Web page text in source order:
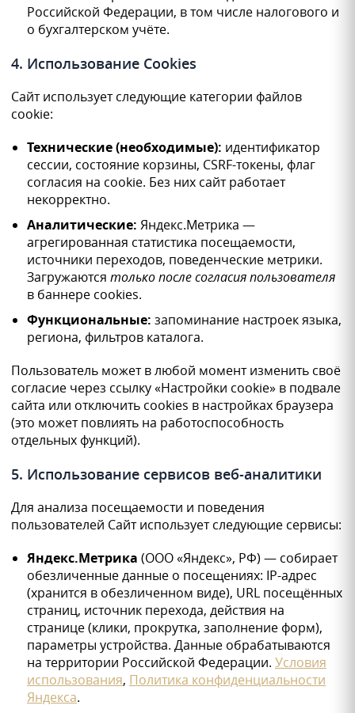
Российской Федерации, в том числе налогового и
о бухгалтерском учёте.
4. Использование Cookies
Сайт использует следующие категории файлов
cookie:
Технические (необходимые): идентификатор
сессии, состояние корзины, CSRF-токены, флаг
согласия на cookie. Без них сайт работает
некорректно.
Аналитические: Яндекс.Метрика —
агрегированная статистика посещаемости,
источники переходов, поведенческие метрики.
Загружаются только после согласия пользователя
в баннере cookies.
Функциональные: запоминание настроек языка,
региона, фильтров каталога.
Пользователь может в любой момент изменить своё
согласие через ссылку «Настройки cookie» в подвале
сайта или отключить cookies в настройках браузера
(это может повлиять на работоспособность
отдельных функций).
5. Использование сервисов веб-аналитики
Для анализа посещаемости и поведения
пользователей Сайт использует следующие сервисы:
Яндекс.Метрика (ООО «Яндекс», РФ) — собирает
обезличенные данные о посещениях: IP-адрес
(хранится в обезличенном виде), URL посещённых
страниц, источник перехода, действия на
странице (клики, прокрутка, заполнение форм),
параметры устройства. Данные обрабатываются
на территории Российской Федерации. Условия
использования, Политика конфиденциальности
Яндекса.